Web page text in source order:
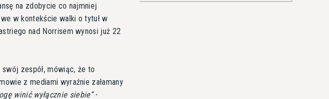
na zdobycie co najmniej
w kontekście walki o tytuł w
nad Norrisem wynosi już 22
zespół, mówiąc, że to
z mediami wyraźnie załamany
winić wyłącznie siebie -